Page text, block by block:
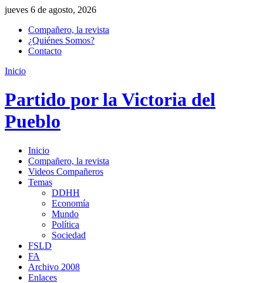
jueves 6 de agosto, 2026
Compañero, la revista
¿Quiénes Somos?
Contacto
Inicio
Partido por la Victoria del
Pueblo
Inicio
Compañero, la revista
Videos Compañeros
Temas
DDHH
Economía
Mundo
Política
Sociedad
FSLD
FA
Archivo 2008
Enlaces